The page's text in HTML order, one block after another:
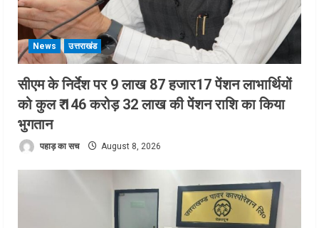
News उत्तराखंड
सीएम के निर्देश पर 9 लाख 87 हजार17 पेंशन लाभार्थियों
को कुल ₹ 146 करोड़ 32 लाख की पेंशन राशि का किया
भुगतान
पहाड़ का सच August 8, 2026